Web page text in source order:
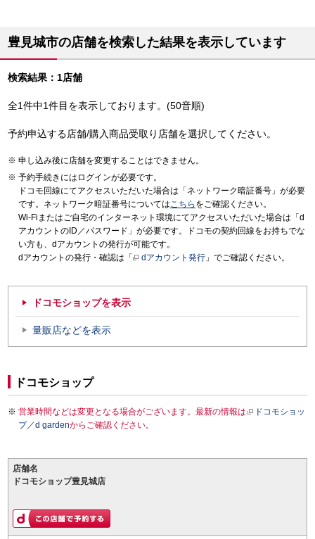
豊見城市の店舗を検索した結果を表示しています
検索結果：1店舗
全1件中1件目を表示しております。(50音順)
予約申込する店舗/購入商品受取り店舗を選択してください。
申し込み後に店舗を変更することはできません。
予約手続きにはログインが必要です。
ドコモ回線にてアクセスいただいた場合は「ネットワーク暗証番号」が必要
です。ネットワーク暗証番号についてはこちら をご確認ください。
Wi-Fiまたはご自宅のインターネット環境にてアクセスいただいた場合は「d
アカウントのID／パスワード」が必要です。ドコモの契約回線をお持ちでな
い方も、dアカウントの発行が可能です。
dアカウントの発行・確認は「
dアカウント発行 」でご確認ください。
ドコモショップを表示
量販店などを表示
ドコモショップ
営業時間などは変更となる場合がございます。最新の情報は
ドコモショッ
プ／d gardenからご確認ください。
店舗名
ドコモショップ豊見城店